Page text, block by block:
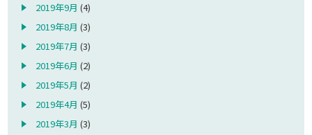
2019年9月 (4)
2019年8月 (3)
2019年7月 (3)
2019年6月 (2)
2019年5月 (2)
2019年4月 (5)
2019年3月 (3)